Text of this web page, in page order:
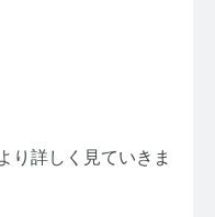
り詳しく見ていきま